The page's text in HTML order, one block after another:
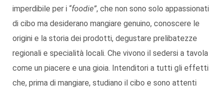
imperdibile per i “foodie”, che non sono solo appassionati
di cibo ma desiderano mangiare genuino, conoscere le
origini e la storia dei prodotti, degustare prelibatezze
regionali e specialità locali. Che vivono il sedersi a tavola
come un piacere e una gioia. Intenditori a tutti gli effetti
che, prima di mangiare, studiano il cibo e sono attenti